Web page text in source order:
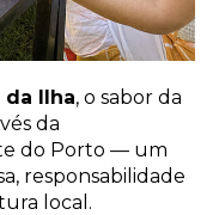
da Ilha, o sabor da
da
do Porto — um
responsabilidade
local.